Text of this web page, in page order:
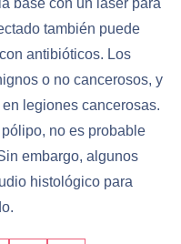
base con un láser para
también puede
antibióticos. Los
o no cancerosos, y
legiones cancerosas.
no es probable
embargo, algunos
histológico para